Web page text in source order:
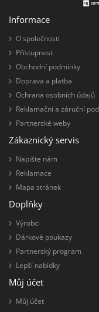
Informace
O společnosti
Přístupnost
Obchodní podmínky
Doprava a platba
Ochrana osobních údajů
Reklamační a záruční
Partnerské weby
Zákaznický servis
Napište nám
Reklamace
Mapa stránek
Doplňky
Výrobci
Dárkové poukazy
Partnerský program
Lepší nabídky
Můj účet
Můj účet